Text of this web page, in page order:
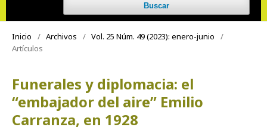
Buscar
Inicio / Archivos / Vol. 25 Núm. 49 (2023): enero-junio
/
Artículos
Funerales y diplomacia: el
“embajador del aire” Emilio
Carranza, en 1928